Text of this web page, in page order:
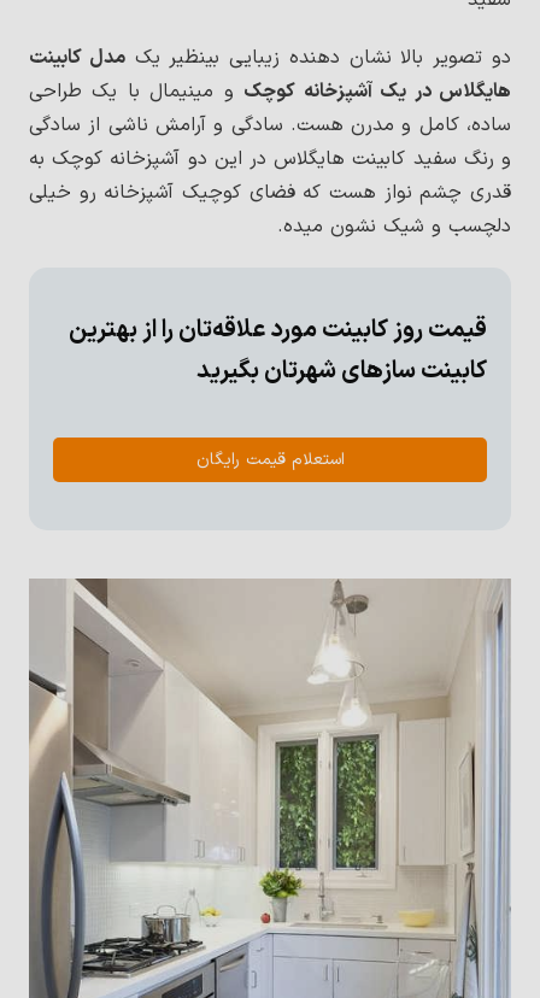
رایگان قیمت بگیر
دو تصویر بالا نشان دهنده زیبایی بینظیر یکمدل کابینت
هایگلاس در یک آشپزخانه کوچک و مینیمال با یک طراحی
ساده، کامل و مدرن هست. سادگی و آرامش ناشی از سادگی
و رنگ سفید کابینت هایگلاس در این دو آشپزخانه کوچک به
قدری چشم نواز هست که فضای کوچیک آشپزخانه رو خیلی
دلچسب و شیک نشون میده.
قیمت روز کابینت مورد علاقه‌تان را از بهترین
کابینت سازهای شهرتان بگیرید
استعلام قیمت رایگان